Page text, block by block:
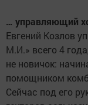
… управляющий
Евгений Козлов
М.И.» всего 4
не новичок:
помощником
Сейчас под его